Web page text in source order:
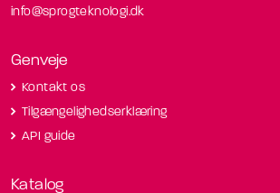
info@sprogteknologi.dk
Genveje
Kontakt os
Tilgængelighedserklæring
API guide
Katalog